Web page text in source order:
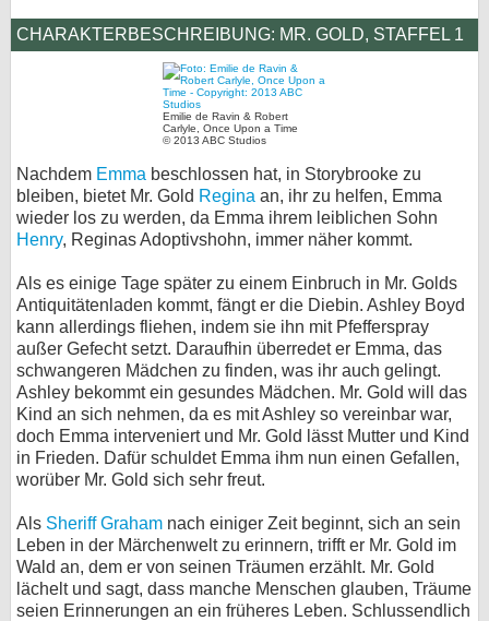
CHARAKTERBESCHREIBUNG: MR. GOLD, STAFFEL 1
Emilie de Ravin & Robert
Carlyle, Once Upon a Time
© 2013 ABC Studios
Nachdem Emma beschlossen hat, in Storybrooke zu
bleiben, bietet Mr. Gold Regina an, ihr zu helfen, Emma
wieder los zu werden, da Emma ihrem leiblichen Sohn
Henry, Reginas Adoptivshohn, immer näher kommt.
Als es einige Tage später zu einem Einbruch in Mr. Golds
Antiquitätenladen kommt, fängt er die Diebin. Ashley Boyd
kann allerdings fliehen, indem sie ihn mit Pfefferspray
außer Gefecht setzt. Daraufhin überredet er Emma, das
schwangeren Mädchen zu finden, was ihr auch gelingt.
Ashley bekommt ein gesundes Mädchen. Mr. Gold will das
Kind an sich nehmen, da es mit Ashley so vereinbar war,
doch Emma interveniert und Mr. Gold lässt Mutter und Kind
in Frieden. Dafür schuldet Emma ihm nun einen Gefallen,
worüber Mr. Gold sich sehr freut.
Als Sheriff Graham nach einiger Zeit beginnt, sich an sein
Leben in der Märchenwelt zu erinnern, trifft er Mr. Gold im
Wald an, dem er von seinen Träumen erzählt. Mr. Gold
lächelt und sagt, dass manche Menschen glauben, Träume
seien Erinnerungen an ein früheres Leben. Schlussendlich
Nutzungsbedingungen
Datenschutz
Cookie-Einstellungen
Impressum
Desktop-Ansicht
myFanbase